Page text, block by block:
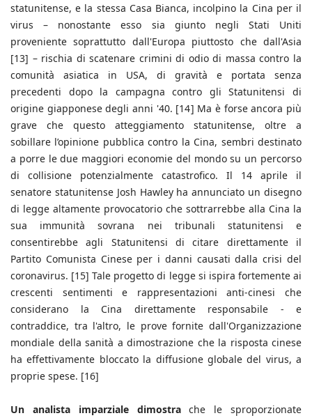
statunitense, e la stessa Casa Bianca, incolpino la Cina per il
virus – nonostante esso sia giunto negli Stati Uniti
proveniente soprattutto dall'Europa piuttosto che dall'Asia
[13] – rischia di scatenare crimini di odio di massa contro la
comunità asiatica in USA, di gravità e portata senza
precedenti dopo la campagna contro gli Statunitensi di
origine giapponese degli anni '40. [14] Ma è forse ancora più
grave che questo atteggiamento statunitense, oltre a
sobillare l’opinione pubblica contro la Cina, sembri destinato
a porre le due maggiori economie del mondo su un percorso
di collisione potenzialmente catastrofico. Il 14 aprile il
senatore statunitense Josh Hawley ha annunciato un disegno
di legge altamente provocatorio che sottrarrebbe alla Cina la
sua immunità sovrana nei tribunali statunitensi e
consentirebbe agli Statunitensi di citare direttamente il
Partito Comunista Cinese per i danni causati dalla crisi del
coronavirus. [15] Tale progetto di legge si ispira fortemente ai
crescenti sentimenti e rappresentazioni anti-cinesi che
considerano la Cina direttamente responsabile - e
contraddice, tra l'altro, le prove fornite dall'Organizzazione
mondiale della sanità a dimostrazione che la risposta cinese
ha effettivamente bloccato la diffusione globale del virus, a
proprie spese. [16]
Un analista imparziale dimostrache le sproporzionate